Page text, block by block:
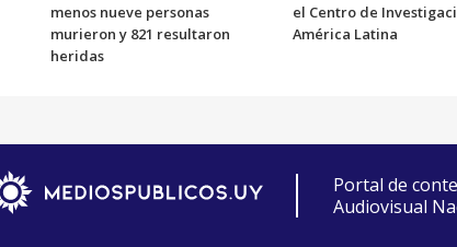
menos nueve personas
murieron y 821 resultaron
heridas
el Centro de
América Latina
Portal de
Audiovisual